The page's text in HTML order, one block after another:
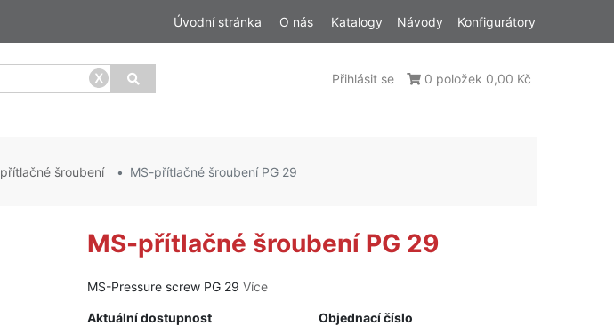
Úvodní stránka O nás Katalogy Návody Konfigurátory
x Přihlásit se 0 položek 0,00 Kč
přítlačné šroubení MS-přítlačné šroubení PG 29
MS-přítlačné šroubení PG 29
MS-Pressure screw PG 29Více
Aktuální dostupnost Objednací číslo